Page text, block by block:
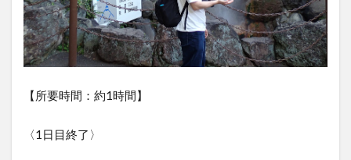
【所要時間：約1時間】
〈1日目終了〉